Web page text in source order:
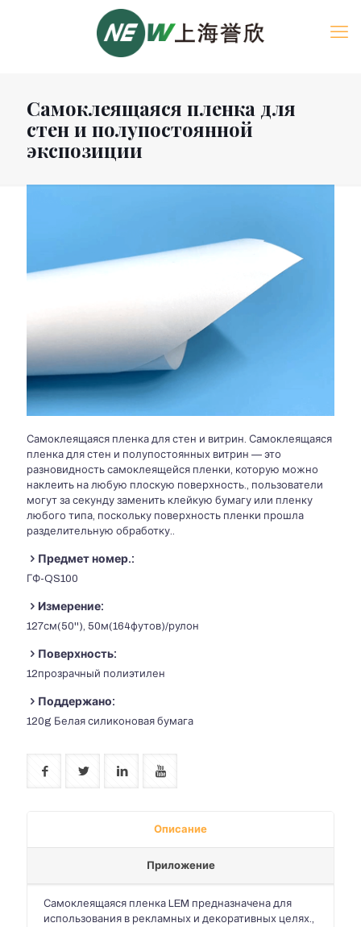
Самоклеящаяся пленка для
стен и полупостоянной
экспозиции
Самоклеящаяся пленка для стен и витрин. Самоклеящаяся
пленка для стен и полупостоянных витрин — это
разновидность самоклеящейся пленки, которую можно
наклеить на любую плоскую поверхность., пользователи
могут за секунду заменить клейкую бумагу или пленку
любого типа, поскольку поверхность пленки прошла
разделительную обработку..
Предмет номер.:
ГФ-QS100
Измерение:
127см(50''), 50м(164футов)/рулон
Поверхность:
12прозрачный полиэтилен
Поддержано:
120g Белая силиконовая бумага
Описание
Приложение
Самоклеящаяся пленка LEM предназначена для
использования в рекламных и декоративных целях.,